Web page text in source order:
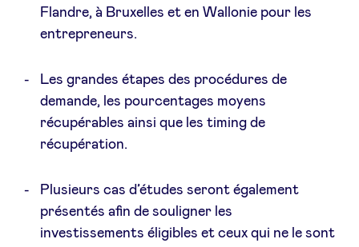
Sponsors
BeAngels x PMV
Accès Dealflow investisseur
Flandre, à Bruxelles et en Wallonie pour les
entrepreneurs.
Les grandes étapes des procédures de
demande, les pourcentages moyens
récupérables ainsi que les timing de
récupération.
Plusieurs cas d’études seront également
présentés afin de souligner les
investissements éligibles et ceux qui ne le sont